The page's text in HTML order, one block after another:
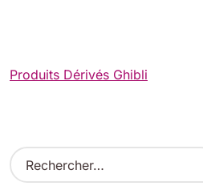
Produits Dérivés Ghibli
R
e